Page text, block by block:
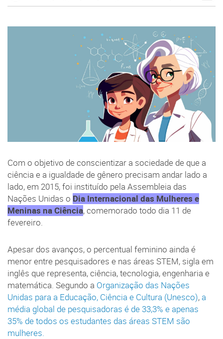
Com o objetivo de conscientizar a sociedade de que a
ciência e a igualdade de gênero precisam andar lado a
lado, em 2015, foi instituído pela Assembleia das
Nações Unidas o Dia Internacional das Mulheres e
Meninas na Ciência, comemorado todo dia 11 de
fevereiro.
Apesar dos avanços, o percentual feminino ainda é
menor entre pesquisadores e nas áreas STEM, sigla em
inglês que representa, ciência, tecnologia, engenharia e
matemática. Segundo a Organização das Nações
Unidas para a Educação, Ciência e Cultura (Unesco),a
média global de pesquisadoras é de 33,3% e apenas
35% de todos os estudantes das áreas STEM são
mulheres.